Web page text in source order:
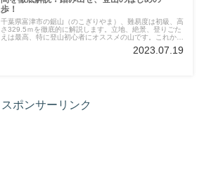
歩！
千葉県富津市の鋸山（のこぎりやま）、難易度は初級、高
さ329.5ｍを徹底的に解説します。立地、絶景、登りごた
えは最高、特に登山初心者にオススメの山です。これから
てください。鋸山に登ったことがある中級者以上の方も、
2023.07.19
スポンサーリンク